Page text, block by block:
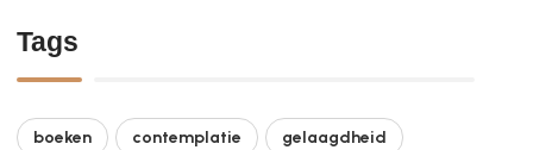
Tags
boeken contemplatie gelaagdheid